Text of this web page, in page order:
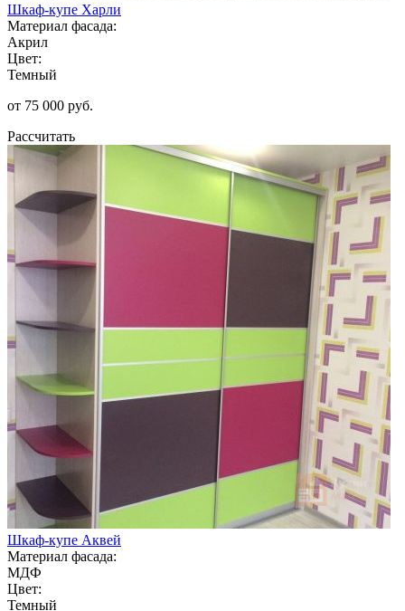
Шкаф-купе Харли
Материал фасада:
Акрил
Цвет:
Темный
от 75 000 руб.
Рассчитать
Шкаф-купе Аквей
Материал фасада:
МДФ
Цвет:
Темный